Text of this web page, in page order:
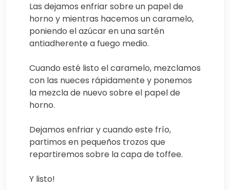
Las dejamos enfriar sobre un papel de
horno y mientras hacemos un caramelo,
poniendo el azúcar en una sartén
antiadherente a fuego medio.
Cuando esté listo el caramelo, mezclamos
con las nueces rápidamente y ponemos
la mezcla de nuevo sobre el papel de
horno.
Dejamos enfriar y cuando este frío,
partimos en pequeños trozos que
repartiremos sobre la capa de toffee.
Y listo!